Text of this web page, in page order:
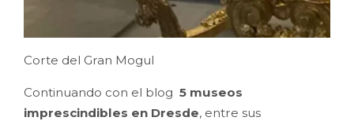
Corte del Gran Mogul
Continuando con el blog 5 museos
imprescindibles en Dresde, entre sus